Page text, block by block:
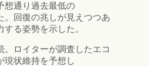
想通り過去最低の
。回復の兆しが見えつつあ
る姿勢を示した。
。ロイターが調査したエコ
現状維持を予想し